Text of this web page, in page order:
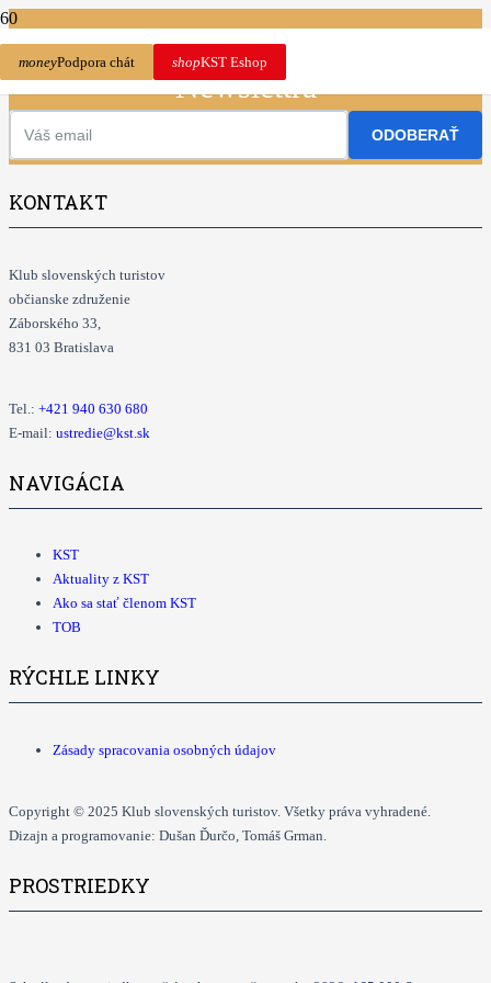
moneyPodpora chát shopKST Eshop
Prihláste sa na odber nášho
Newslettra
ODOBERAŤ
KONTAKT
Klub slovenských turistov
občianske združenie
Záborského 33,
831 03 Bratislava
Tel.: +421 940 630 680
E-mail: ustredie@kst.sk
NAVIGÁCIA
KST
Aktuality z KST
Ako sa stať členom KST
TOB
RÝCHLE LINKY
Zásady spracovania osobných údajov
Copyright © 2025 Klub slovenských turistov. Všetky práva vyhradené.
Dizajn a programovanie: Dušan Ďurčo, Tomáš Grman.
PROSTRIEDKY